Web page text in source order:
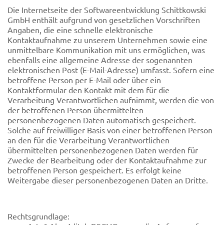
Die Internetseite der Softwareentwicklung Schittkowski
GmbH enthält aufgrund von gesetzlichen Vorschriften
Angaben, die eine schnelle elektronische
Kontaktaufnahme zu unserem Unternehmen sowie eine
unmittelbare Kommunikation mit uns ermöglichen, was
ebenfalls eine allgemeine Adresse der sogenannten
elektronischen Post (E-Mail-Adresse) umfasst. Sofern eine
betroffene Person per E-Mail oder über ein
Kontaktformular den Kontakt mit dem für die
Verarbeitung Verantwortlichen aufnimmt, werden die von
der betroffenen Person übermittelten
personenbezogenen Daten automatisch gespeichert.
Solche auf freiwilliger Basis von einer betroffenen Person
an den für die Verarbeitung Verantwortlichen
übermittelten personenbezogenen Daten werden für
Zwecke der Bearbeitung oder der Kontaktaufnahme zur
betroffenen Person gespeichert. Es erfolgt keine
Weitergabe dieser personenbezogenen Daten an Dritte.
Rechtsgrundlage: